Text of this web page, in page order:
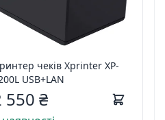
чеків Xprinter XP-
USB+LAN
550 ₴